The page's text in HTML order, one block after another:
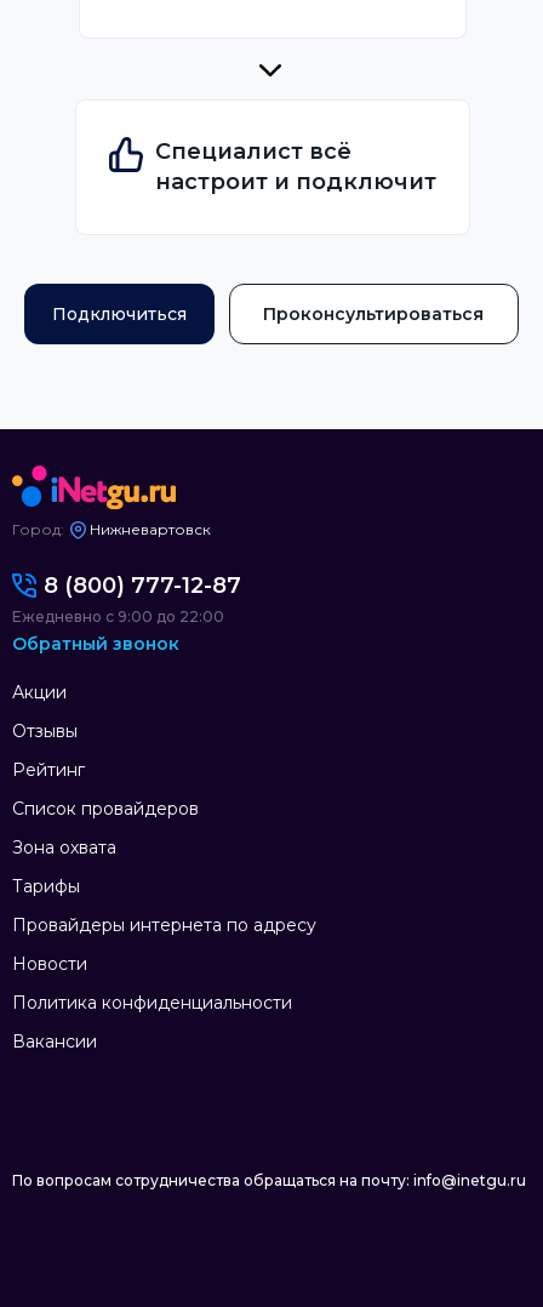
Специалист всё
настроит и подключит
Подключиться Проконсультироваться
Город: Нижневартовск
Акции
Отзывы
Рейтинг
Список провайдеров
Зона охвата
Тарифы
Провайдеры интернета по адресу
Новости
Политика конфиденциальности
Вакансии
8 (800) 777-12-87
Ежедневно с 9:00 до 22:00
Обратный звонок
По вопросам сотрудничества обращаться на почту: info@inetgu.ru